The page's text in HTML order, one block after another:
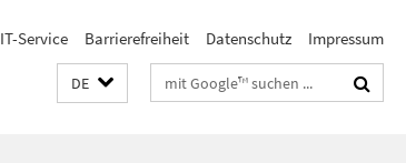
IT-Service Barrierefreiheit Datenschutz Impressum
DE Suchbegriffe